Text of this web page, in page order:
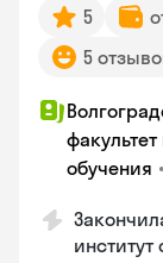
5
5
обучения •